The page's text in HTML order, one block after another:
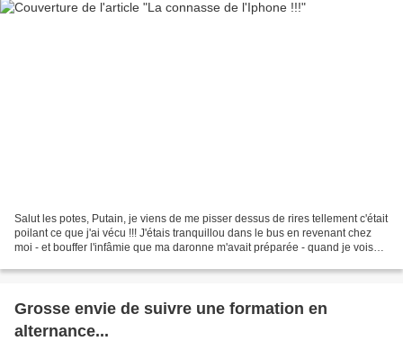
Salut les potes, Putain, je viens de me pisser dessus de rires tellement c'était
poilant ce que j'ai vécu !!! J'étais tranquillou dans le bus en revenant chez
moi - et bouffer l'infâmie que ma daronne m'avait préparée - quand je vois
Grosse envie de suivre une formation en
alternance...